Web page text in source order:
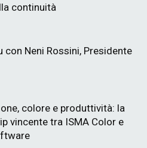
continuità
con Neni Rossini, Presidente
colore e produttività: la
vincente tra ISMA Color e